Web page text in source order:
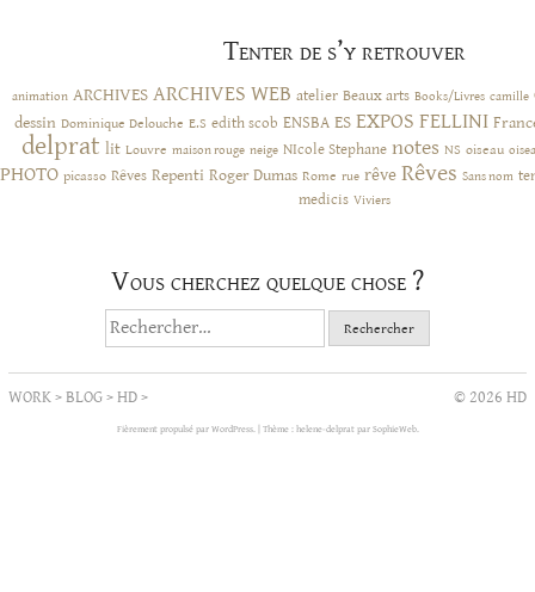
Tenter de s’y retrouver
animation ARCHIVES ARCHIVES WEB atelier Beaux arts Books/Livres camille
dessin Dominique Delouche E.S edith scob ENSBA ES EXPOS FELLINI
delprat lit Louvre maison rouge neige NIcole Stephane notes NS oiseau
PHOTO picasso Rêves Repenti Roger Dumas Rome rue rêve Rêves Sans nom
medicis Viviers
Vous cherchez quelque chose ?
Rechercher :
WORK>BLOG>HD> © 2026 HD
Fièrement propulsé par WordPress. Thème : helene-delprat par SophieWeb.